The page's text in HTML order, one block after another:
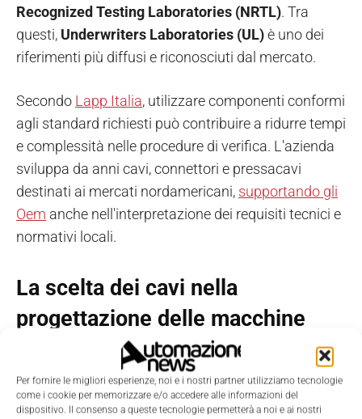
Per fornire le migliori esperienze, noi e i nostri partner utilizziamo tecnologie
come i cookie per memorizzare e/o accedere alle informazioni del
dispositivo. Il consenso a queste tecnologie permetterà a noi e ai nostri
Recognized Testing Laboratories (NRTL). Tra
questi, Underwriters Laboratories (UL)è uno dei
riferimenti più diffusi e riconosciuti dal mercato.
Secondo Lapp Italia, utilizzare componenti conformi
agli standard richiesti può contribuire a ridurre tempi
e complessità nelle procedure di verifica. L'azienda
sviluppa da anni cavi, connettori e pressacavi
destinati ai mercati nordamericani, supportando gli
Oem anche nell'interpretazione dei requisiti tecnici e
normativi locali.
La scelta dei cavi nella
progettazione delle macchine
In questo contesto, icaviassumono un ruolo
sempre più rilevante. «La procedura di approvazione
di una macchina per un costruttore sarà molto più